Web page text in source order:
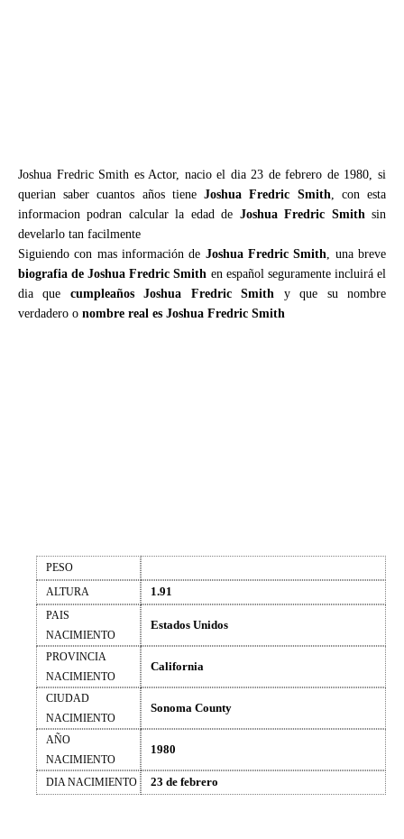
Joshua Fredric Smith es Actor, nacio el dia 23 de febrero de 1980, si
querian saber cuantos años tieneJoshua Fredric Smith, con esta
informacion podran calcular la edad de Joshua Fredric Smithsin
develarlo tan facilmente
Siguiendo con mas información de Joshua Fredric Smith, una breve
biografia de Joshua Fredric Smith en español seguramente incluirá el
dia que cumpleaños Joshua Fredric Smith y que su nombre
verdadero o nombre real es Joshua Fredric Smith
PESO
ALTURA
1.91
PAIS
NACIMIENTO
Estados Unidos
PROVINCIA
NACIMIENTO
California
CIUDAD
NACIMIENTO
Sonoma County
AÑO
NACIMIENTO
1980
DIA NACIMIENTO 23 de febrero